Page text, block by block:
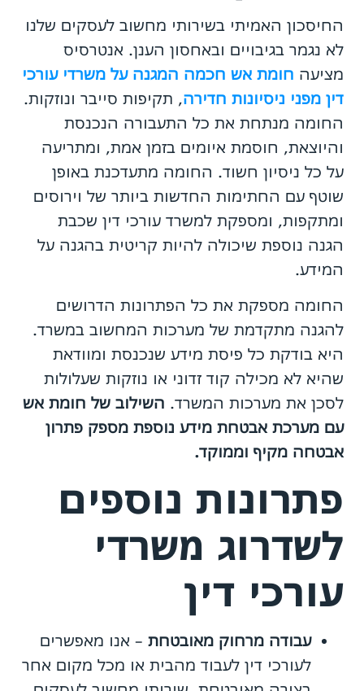
החיסכון האמיתי בשירותי מחשוב לעסקים שלנו
לא נגמר בגיבויים ובאחסון הענן. אנטרסיס
מציעה חומת אש חכמה המגנה על משרדי עורכי
דין מפני ניסיונות חדירה, תקיפות סייבר ונוזקות.
החומה מנתחת את כל התעבורה הנכנסת
והיוצאת, חוסמת איומים בזמן אמת, ומתריעה
על כל ניסיון חשוד. החומה מתעדכנת באופן
שוטף עם החתימות החדשות ביותר של וירוסים
ומתקפות, ומספקת למשרד עורכי דין שכבת
הגנה נוספת שיכולה להיות קריטית בהגנה על
המידע.
החומה מספקת את כל הפתרונות הדרושים
להגנה מתקדמת של מערכות המחשוב במשרד.
היא בודקת כל פיסת מידע שנכנסת ומוודאת
שהיא לא מכילה קוד זדוני או נוזקות שעלולות
לסכן את מערכות המשרד. השילוב של חומת אש
עם מערכת אבטחת מידע נוספת מספק פתרון
אבטחה מקיף וממוקד.
פתרונות נוספים
לשדרוג משרדי
עורכי דין
עבודה מרחוק מאובטחת – אנו מאפשרים
לעורכי דין לעבוד מהבית או מכל מקום אחר